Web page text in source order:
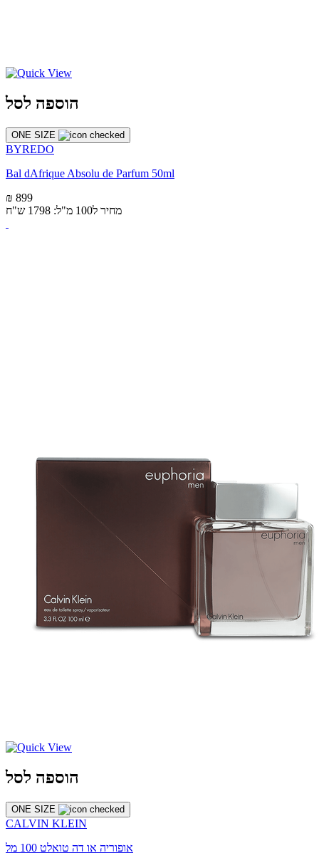
הוספה לסל
ONE SIZE
BYREDO
Bal dAfrique Absolu de Parfum 50ml
₪ 899
מחיר ל100 מ"ל: 1798 ש"ח
הוספה לסל
ONE SIZE
CALVIN KLEIN
אופוריה או דה טואלט 100 מל